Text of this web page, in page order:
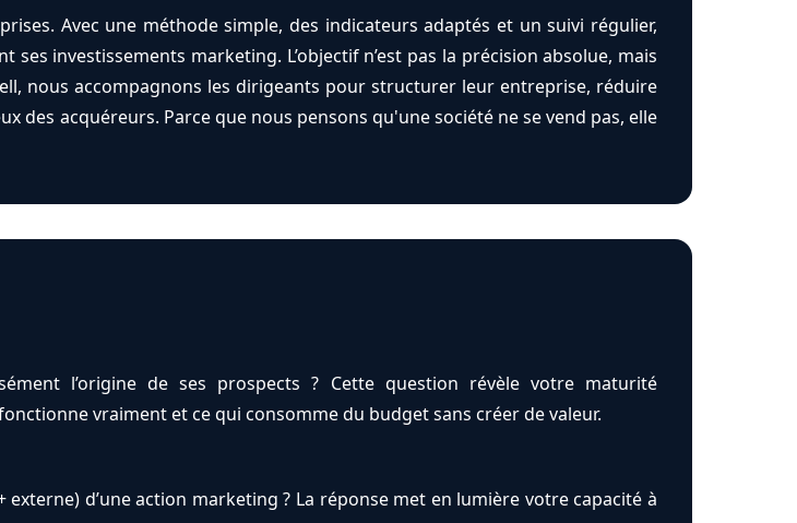
Avec une méthode simple, des indicateurs adaptés et un suivi régulier,
investissements marketing. L’objectif n’est pas la précision absolue, mais
nous accompagnons les dirigeants pour structurer leur entreprise, réduire
des acquéreurs. Parce que nous pensons qu'une société ne se vend pas, elle
l’origine de ses prospects ? Cette question révèle votre maturité
vraiment et ce qui consomme du budget sans créer de valeur.
d’une action marketing ? La réponse met en lumière votre capacité à